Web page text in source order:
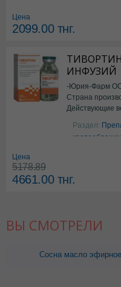
Цена
2099.00тнг.
ТИВОРТИН
ИНФУЗИЙ
-Юрия-Фарм
Страна
Действующие
Аргинин
Раздел:
Цена
5178.89
4661.00тнг.
ВЫ СМОТРЕЛИ
Сосна масло